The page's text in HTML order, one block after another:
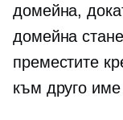
домейна,
домейна
преместите
към друго